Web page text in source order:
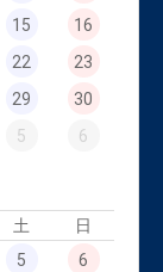
15
16
22
23
29
30
5 6
土
日
5
6